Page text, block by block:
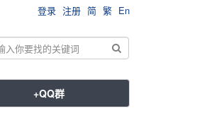
登录 注册 简 繁 En
+QQ群